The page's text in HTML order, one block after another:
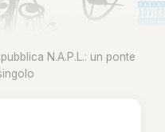
N.A.P.L.: un ponte